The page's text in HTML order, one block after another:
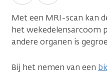
Met een MRI-scan kan
het wekedelensarcoom
andere organen is
Bij het nemen van een